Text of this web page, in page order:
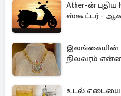
Ather-ன் புதிய
ஸ்கூட்டர் -
இலங்கையின்
நிலவரம்
உடல் எடையை